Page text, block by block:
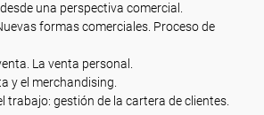
una perspectiva comercial.
formas comerciales. Proceso de
La venta personal.
y el merchandising.
trabajo: gestión de la cartera de clientes.